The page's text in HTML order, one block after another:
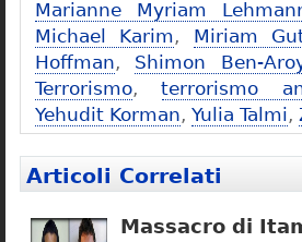
Marianne Myriam
Michael Karim, Miriam
Hoffman, Shimon Ben-
Terrorismo,terrorismo
Yehudit Korman, Yulia Talmi,
Articoli Correlati
Massacro di